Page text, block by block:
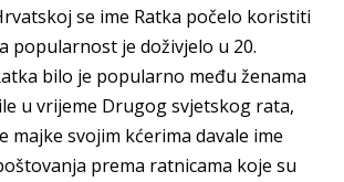
se ime Ratka počelo koristiti
popularnost je doživjelo u 20.
bilo je popularno među ženama
u vrijeme Drugog svjetskog rata,
majke svojim kćerima davale ime
prema ratnicama koje su